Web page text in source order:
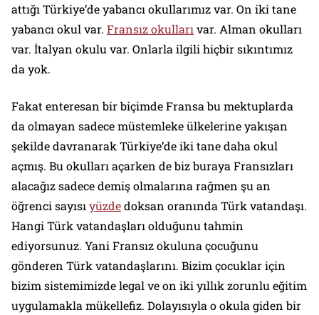
attığı Türkiye’de yabancı okullarımız var. On iki tane
yabancı okul var. Fransız okulları var. Alman okulları
var. İtalyan okulu var. Onlarla ilgili hiçbir sıkıntımız
da yok.
Fakat enteresan bir biçimde Fransa bu mektuplarda
da olmayan sadece müstemleke ülkelerine yakışan
şekilde davranarak Türkiye’de iki tane daha okul
açmış. Bu okulları açarken de biz buraya Fransızları
alacağız sadece demiş olmalarına rağmen şu an
öğrenci sayısı yüzdedoksan oranında Türk vatandaşı.
Hangi Türk vatandaşları olduğunu tahmin
ediyorsunuz. Yani Fransız okuluna çocuğunu
gönderen Türk vatandaşlarını. Bizim çocuklar için
bizim sistemimizde legal ve on iki yıllık zorunlu eğitim
uygulamakla mükellefiz. Dolayısıyla o okula giden bir